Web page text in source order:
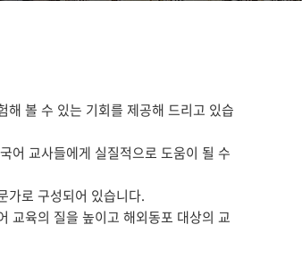
해 볼 수 있는 기회를 제공해 드리고 있습
어 교사들에게 실질적으로 도움이 될 수
가로 구성되어 있습니다.
교육의 질을 높이고 해외동포 대상의 교